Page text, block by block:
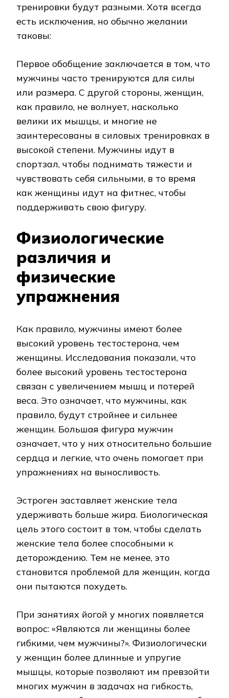
тренировки будут разными. Хотя всегда
есть исключения, но обычно желании
таковы:
Первое обобщение заключается в том, что
мужчины часто тренируются для силы
или размера. С другой стороны, женщин,
как правило, не волнует, насколько
велики их мышцы, и многие не
заинтересованы в силовых тренировках в
высокой степени. Мужчины идут в
спортзал, чтобы поднимать тяжести и
чувствовать себя сильными, в то время
как женщины идут на фитнес, чтобы
поддерживать свою фигуру.
Физиологические
различия и
физические
упражнения
Как правило, мужчины имеют более
высокий уровень тестостерона, чем
женщины. Исследования показали, что
более высокий уровень тестостерона
связан с увеличением мышц и потерей
веса. Это означает, что мужчины, как
правило, будут стройнее и сильнее
женщин. Большая фигура мужчин
означает, что у них относительно большие
сердца и легкие, что очень помогает при
упражнениях на выносливость.
Эстроген заставляет женские тела
удерживать больше жира. Биологическая
цель этого состоит в том, чтобы сделать
женские тела более способными к
деторождению. Тем не менее, это
становится проблемой для женщин, когда
они пытаются похудеть.
При занятиях йогой у многих появляется
вопрос: «Являются ли женщины более
гибкими, чем мужчины?». Физиологически
у женщин более длинные и упругие
мышцы, которые позволяют им превзойти
многих мужчин в задачах на гибкость,